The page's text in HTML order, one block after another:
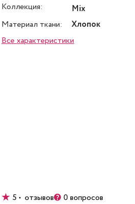
Коллекция:
Mix
Материал ткани:
Хлопок
Все характеристики
5 • отзывов 0 вопросов